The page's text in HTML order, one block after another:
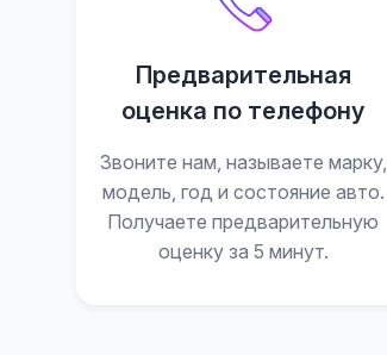
Предварительная
оценка по телефону
Звоните нам, называете марку,
модель, год и состояние авто.
Получаете предварительную
оценку за 5 минут.